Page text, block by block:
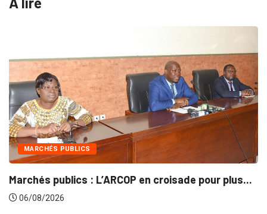
MARCHÉS PUBLICS
Marchés publics : L’ARCOP en croisade pour plus...
06/08/2026